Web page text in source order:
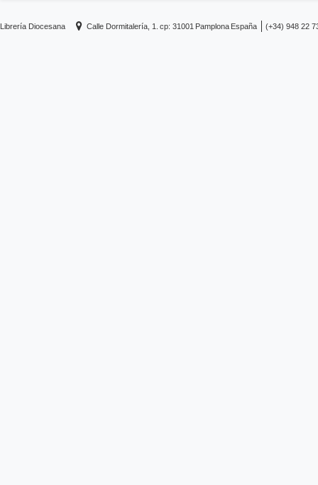
Librería Diocesana Calle Dormitalería, 1. cp: 31001 Pamplona España (+34) 948 22